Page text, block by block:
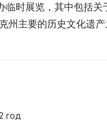
时展览，其中包括
州主要的历史文化遗产
год